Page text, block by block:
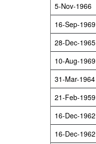
5-Nov-1966
16-Sep-1969
28-Dec-1965
10-Aug-1969
31-Mar-1964
21-Feb-1959
16-Dec-1962
16-Dec-1962